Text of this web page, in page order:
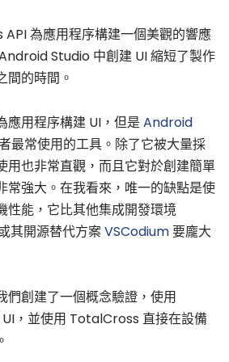
為應用程序構建一個美觀的響應
Studio 中創建 UI 縮短了製作
間的時間。
應用程序構建 UI，但是 Android
最常使用的工具。除了它被大量採
用也非常直觀，而且它對於創建簡單
常強大。在我看來，唯一的缺點是使
性能，它比其他集成開發環境
其開源替代方案VSCodium要龐大
們創建了一個概念驗證，使用
，並使用 TotalCross 直接在設備